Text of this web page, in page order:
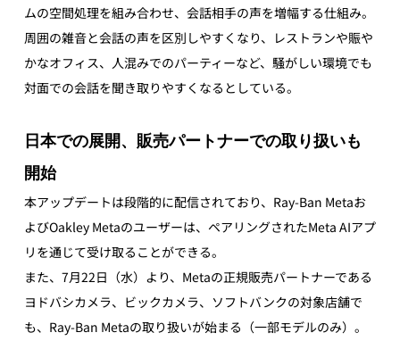
ムの空間処理を組み合わせ、会話相手の声を増幅する仕組み。
周囲の雑音と会話の声を区別しやすくなり、レストランや賑や
かなオフィス、人混みでのパーティーなど、騒がしい環境でも
対面での会話を聞き取りやすくなるとしている。
日本での展開、販売パートナーでの取り扱いも
開始
本アップデートは段階的に配信されており、Ray-Ban Metaお
よびOakley Metaのユーザーは、ペアリングされたMeta AIアプ
リを通じて受け取ることができる。
また、7月22日（水）より、Metaの正規販売パートナーである
ヨドバシカメラ、ビックカメラ、ソフトバンクの対象店舗で
も、Ray-Ban Metaの取り扱いが始まる（一部モデルのみ）。